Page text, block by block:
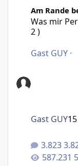
Am Rande
Was mir
2 )
Gast GUY ·
Gast GUY15